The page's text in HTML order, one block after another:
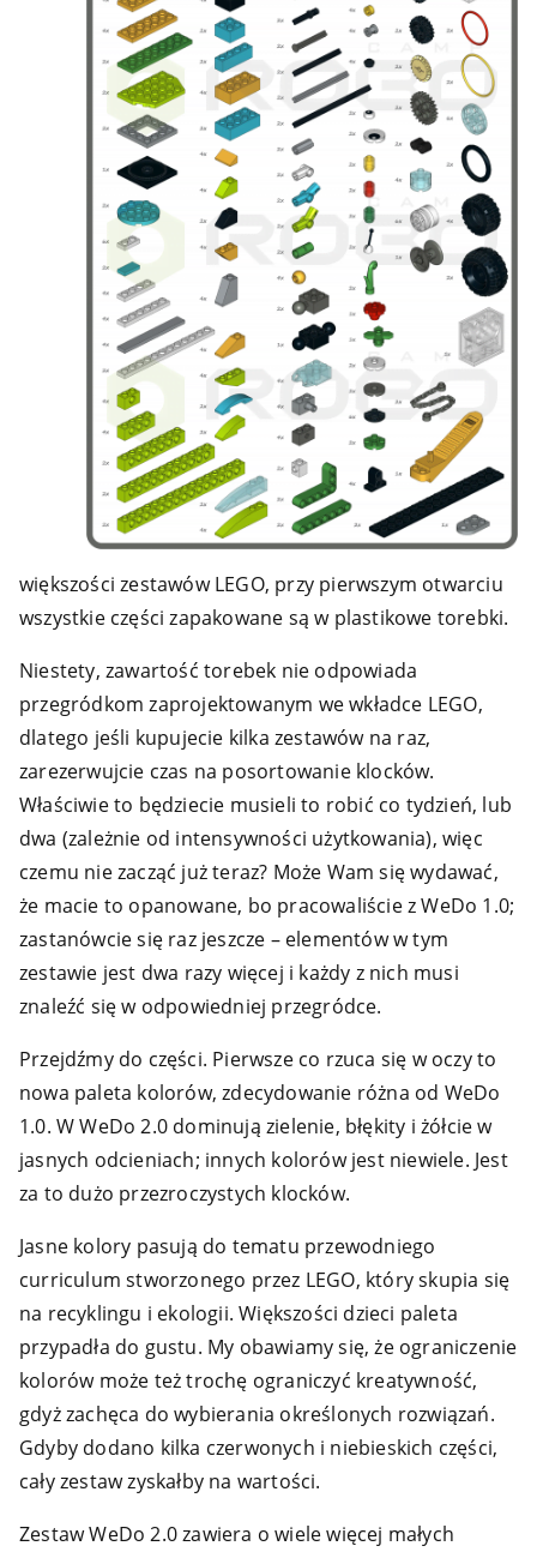
większości zestawów LEGO, przy pierwszym otwarciu
wszystkie części zapakowane są w plastikowe torebki.
Niestety, zawartość torebek nie odpowiada
przegródkom zaprojektowanym we wkładce LEGO,
dlatego jeśli kupujecie kilka zestawów na raz,
zarezerwujcie czas na posortowanie klocków.
Właściwie to będziecie musieli to robić co tydzień, lub
dwa (zależnie od intensywności użytkowania), więc
czemu nie zacząć już teraz? Może Wam się wydawać,
że macie to opanowane, bo pracowaliście z WeDo 1.0;
zastanówcie się raz jeszcze – elementów w tym
zestawie jest dwa razy więcej i każdy z nich musi
znaleźć się w odpowiedniej przegródce.
Przejdźmy do części. Pierwsze co rzuca się w oczy to
nowa paleta kolorów, zdecydowanie różna od WeDo
1.0. W WeDo 2.0 dominują zielenie, błękity i żółcie w
jasnych odcieniach; innych kolorów jest niewiele. Jest
za to dużo przezroczystych klocków.
Jasne kolory pasują do tematu przewodniego
curriculum stworzonego przez LEGO, który skupia się
na recyklingu i ekologii. Większości dzieci paleta
przypadła do gustu. My obawiamy się, że ograniczenie
kolorów może też trochę ograniczyć kreatywność,
gdyż zachęca do wybierania określonych rozwiązań.
Gdyby dodano kilka czerwonych i niebieskich części,
cały zestaw zyskałby na wartości.
Zestaw WeDo 2.0 zawiera o wiele więcej małych